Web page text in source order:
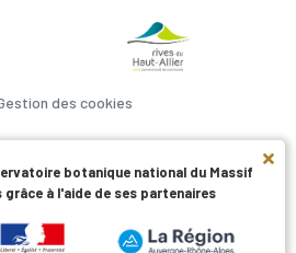
des cookies
botanique national du Massif
à l'aide de ses partenaires